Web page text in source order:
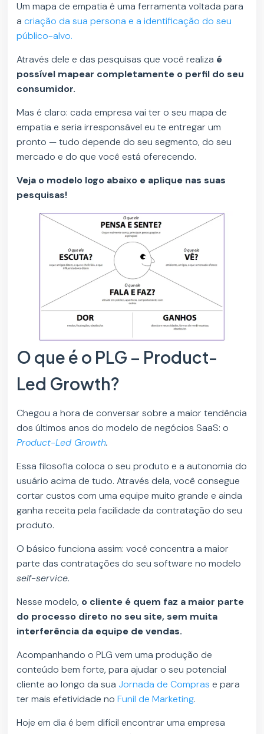
Um mapa de empatia é uma ferramenta voltada para
acriação da sua persona e a identificação do seu
público-alvo.
Através dele e das pesquisas que você realiza é
possível mapear completamente o perfil do seu
consumidor.
Mas é claro: cada empresa vai ter o seu mapa de
empatia e seria irresponsável eu te entregar um
pronto — tudo depende do seu segmento, do seu
mercado e do que você está oferecendo.
Veja o modelo logo abaixo e aplique nas suas
pesquisas!
O que é o PLG – Product-
Led Growth?
Chegou a hora de conversar sobre a maior tendência
dos últimos anos do modelo de negócios SaaS: o
Product-Led Growth.
Essa filosofia coloca o seu produto e a autonomia do
usuário acima de tudo. Através dela, você consegue
cortar custos com uma equipe muito grande e ainda
ganha receita pela facilidade da contratação do seu
produto.
O básico funciona assim: você concentra a maior
parte das contratações do seu software no modelo
self-service.
Nesse modelo, o cliente é quem faz a maior parte
do processo direto no seu site, sem muita
interferência da equipe de vendas.
Acompanhando o PLG vem uma produção de
conteúdo bem forte, para ajudar o seu potencial
cliente ao longo da suaJornada de Compras e para
ter mais efetividade noFunil de Marketing.
Hoje em dia é bem difícil encontrar uma empresa